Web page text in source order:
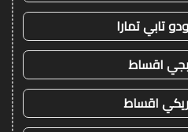
تابي تمارا
اقساط
اقساط